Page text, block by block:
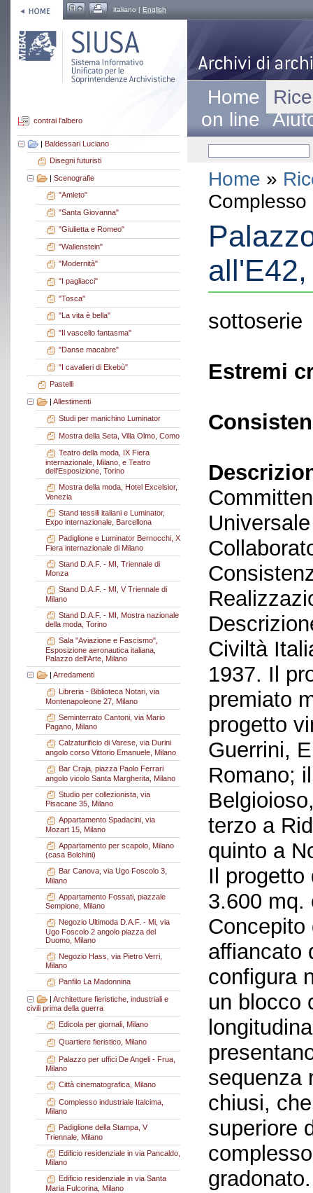
italiano | English
contrai l'albero
| Baldessari Luciano
Disegni futuristi
| Scenografie
"Amleto"
"Santa Giovanna"
"Giulietta e Romeo"
"Wallenstein"
"Modernità"
"I pagliacci"
"Tosca"
"La vita è bella"
"Il vascello fantasma"
"Danse macabre"
"I cavalieri di Ekebù"
Pastelli
| Allestimenti
Studi per manichino Luminator
Mostra della Seta, Villa Olmo, Como
Teatro della moda, IX Fiera
internazionale, Milano, e Teatro
dell'Esposizione, Torino
Mostra della moda, Hotel Excelsior,
Venezia
Stand tessili italiani e Luminator,
Expo internazionale, Barcellona
Padiglione e Luminator Bernocchi, X
Fiera internazionale di Milano
Stand D.A.F. - MI, Triennale di
Monza
Stand D.A.F. - MI, V Triennale di
Milano
Stand D.A.F. - MI, Mostra nazionale
della moda, Torino
Sala "Aviazione e Fascismo",
Esposizione aeronautica italiana,
Palazzo dell'Arte, Milano
| Arredamenti
Libreria - Biblioteca Notari, via
Montenapoleone 27, Milano
Seminterrato Cantoni, via Mario
Pagano, Milano
Calzaturificio di Varese, via Durini
angolo corso Vittorio Emanuele, Milano
Bar Craja, piazza Paolo Ferrari
angolo vicolo Santa Margherita, Milano
Studio per collezionista, via
Pisacane 35, Milano
Appartamento Spadacini, via
Mozart 15, Milano
Appartamento per scapolo, Milano
(casa Bolchini)
Bar Canova, via Ugo Foscolo 3,
Milano
Appartamento Fossati, piazzale
Sempione, Milano
Negozio Ultimoda D.A.F. - Mi, via
Ugo Foscolo 2 angolo piazza del
Duomo, Milano
Negozio Hass, via Pietro Verri,
Milano
Panfilo La Madonnina
| Architetture fieristiche, industriali e
civili prima della guerra
Edicola per giornali, Milano
Quartiere fieristico, Milano
Palazzo per uffici De Angeli - Frua,
Milano
Città cinematografica, Milano
Complesso industriale Italcima,
Milano
Padiglione della Stampa, V
Triennale, Milano
Edificio residenziale in via Pancaldo,
Milano
Edificio residenziale in via Santa
Maria Fulcorina, Milano
Home
on line
Home »
sottoserie
Estremi
Civiltà
1937. Il
premiato
progetto
Guerrini,
Romano;
terzo a
quinto a
Il progetto
3.600 mq.
Concepito
affiancato
configura
un blocco
sequenza
chiusi,
superiore
gradonato.